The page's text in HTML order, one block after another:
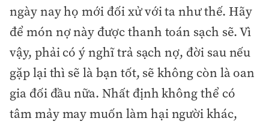
ngày nay họ mới đối xử với ta như thế. Hãy
để món nợ này được thanh toán sạch sẽ. Vì
vậy, phải có ý nghĩ trả sạch nợ, đời sau nếu
gặp lại thì sẽ là bạn tốt, sẽ không còn là oan
gia đối đầu nữa. Nhất định không thể có
tâm mảy may muốn làm hại người khác,